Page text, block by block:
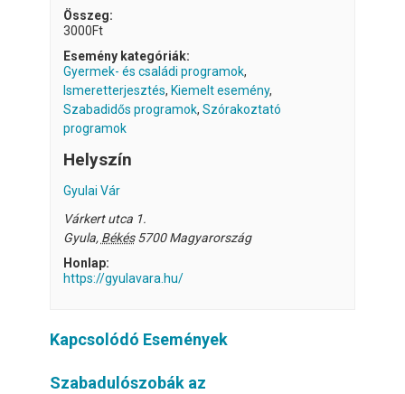
Összeg:
3000Ft
Esemény kategóriák:
Gyermek- és családi programok,
Ismeretterjesztés, Kiemelt esemény,
Szabadidős programok, Szórakoztató
programok
Helyszín
Gyulai Vár
Várkert utca 1.
Gyula, Békés 5700 Magyarország
Honlap:
https://gyulavara.hu/
Kapcsolódó Események
Szabadulószobák az